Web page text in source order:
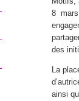
8
des
La
ainsi